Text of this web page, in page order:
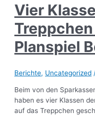
Vier
Treppchen
Planspiel
Berichte, Uncategorized
Beim von den
haben es vier Klassen
auf das Treppchen